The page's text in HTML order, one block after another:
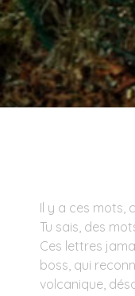
Il y a ces mots,
Tu sais, des
Ces lettres
boss, qui
volcanique,